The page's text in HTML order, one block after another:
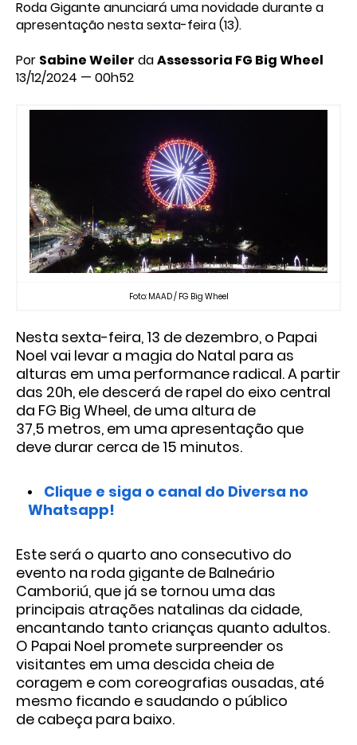
Roda Gigante anunciará uma novidade durante a
apresentação nesta sexta-feira (13).
Por Sabine Weiler daAssessoria FG Big Wheel
13/12/2024 — 00h52
Foto: MAAD / FG Big Wheel
Nesta sexta-feira, 13 de dezembro, o Papai
Noel vai levar a magia do Natal para as
alturas em uma performance radical. A partir
das 20h, ele descerá de rapel do eixo central
da FG Big Wheel, de uma altura de
37,5 metros, em uma apresentação que
deve durar cerca de 15 minutos.
Clique e siga o canal do Diversa no
Whatsapp!
Este será o quarto ano consecutivo do
evento na roda gigante de Balneário
Camboriú, que já se tornou uma das
principais atrações natalinas da cidade,
encantando tanto crianças quanto adultos.
O Papai Noel promete surpreender os
visitantes em uma descida cheia de
coragem e com coreografias ousadas, até
mesmo ficando e saudando o público
de cabeça para baixo.